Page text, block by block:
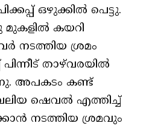
ഒഴുക്കില്‍ പെട്ടു.
മുകളില്‍ കയറി
നടത്തിയ ശ്രമം
പിന്നീട് താഴ്‌വരയില്‍
അപകടം കണ്ട്
ഷെവല്‍ എത്തിച്ച്
നടത്തിയ ശ്രമവും